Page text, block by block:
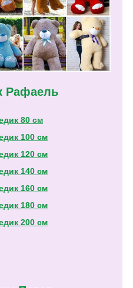
Рафаель
80 см
100 см
120 см
140 см
160 см
180 см
200 см